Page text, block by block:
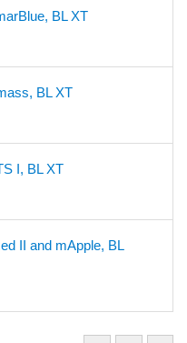
BL XT
BL XT
I, BL XT
II and mApple, BL